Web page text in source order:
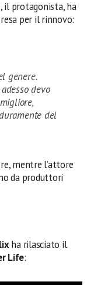
, il protagonista, ha
per il rinnovo:
genere.
devo
del
mentre l’attore
da produttori
ha rilasciato il
Life: